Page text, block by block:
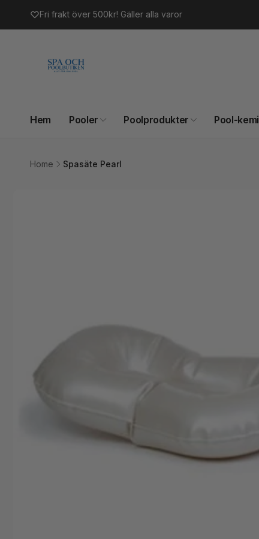
innehåll
Fri frakt över 500kr! Gäller alla varor
Hem Pooler Poolprodukter Pool-kemi
Home Spasäte Pearl